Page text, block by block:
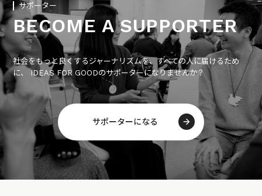
サポーター
BECOME A SUPPORTER
社会をもっと良くするジャーナリズムを、すべての人に届けるため
に、 IDEAS FOR GOODのサポーターになりませんか？
サポーターになる